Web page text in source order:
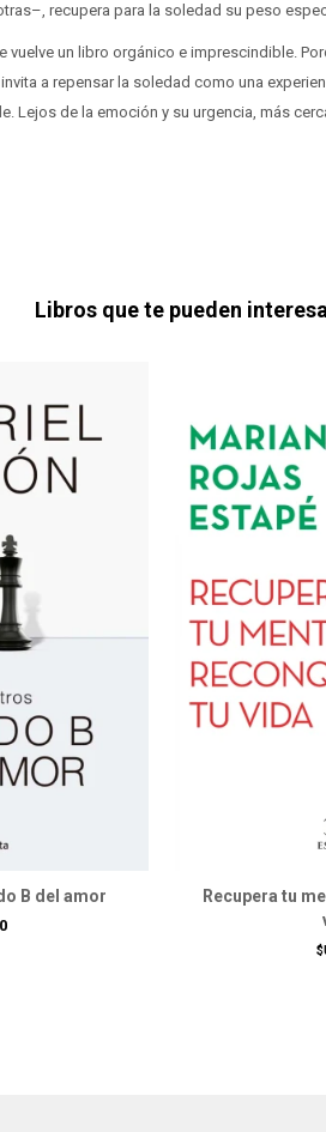
recupera para la soledad su peso
vuelve un libro orgánico e imprescindible.
a repensar la soledad como una
Lejos de la emoción y su urgencia, más
Libros que te pueden
B del amor
Recupera tu